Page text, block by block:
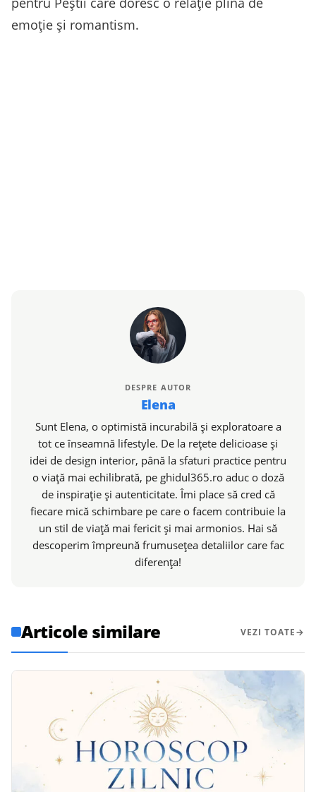
emoție și romantism.
DESPRE AUTOR
Elena
Sunt Elena, o optimistă incurabilă și exploratoare a
tot ce înseamnă lifestyle. De la rețete delicioase și
idei de design interior, până la sfaturi practice pentru
o viață mai echilibrată, pe ghidul365.ro aduc o doză
de inspirație și autenticitate. Îmi place să cred că
fiecare mică schimbare pe care o facem contribuie la
un stil de viață mai fericit și mai armonios. Hai să
descoperim împreună frumusețea detaliilor care fac
diferența!
Articole similare VEZI TOATE